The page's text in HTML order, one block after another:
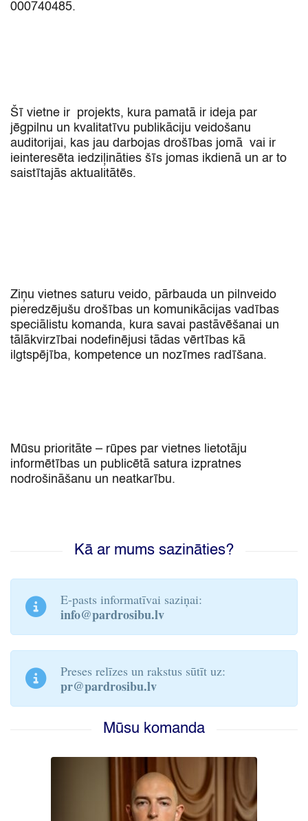
000740485.
Šī vietne ir projekts, kura pamatā ir ideja par
jēgpilnu un kvalitatīvu publikāciju veidošanu
auditorijai, kas jau darbojas drošības jomā vai ir
ieinteresēta iedziļināties šīs jomas ikdienā un ar to
saistītajās aktualitātēs.
Ziņu vietnes saturu veido, pārbauda un pilnveido
pieredzējušu drošības un komunikācijas vadības
speciālistu komanda, kura savai pastāvēšanai un
tālākvirzībai nodefinējusi tādas vērtības kā
ilgtspējība, kompetence un nozīmes radīšana.
Mūsu prioritāte – rūpes par vietnes lietotāju
informētības un publicētā satura izpratnes
nodrošināšanu un neatkarību.
Kā ar mums sazināties?
E-pasts informatīvai saziņai:
info@pardrosibu.lv
Preses relīzes un rakstus sūtīt uz:
pr@pardrosibu.lv
Mūsu komanda